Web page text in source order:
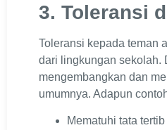
3. Toleransi
Toleransi kepada teman
dari lingkungan sekolah.
mengembangkan dan
umumnya. Adapun
Mematuhi tata